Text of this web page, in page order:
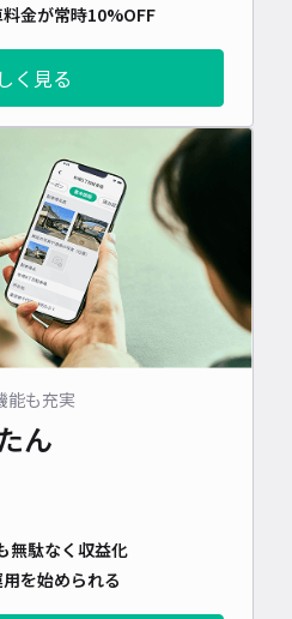
金が常時10%OFF
く見る
能も充実
ん
無駄なく収益化
を始められる